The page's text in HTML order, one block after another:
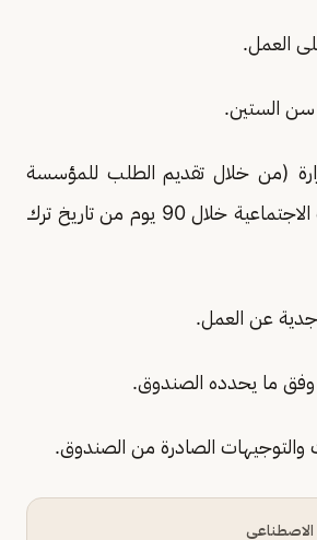
العمل.
سن الستين.
(من خلال تقديم الطلب للمؤسسة
العامة للتأمينات الاجتماعية خلال 90 يوم من تاريخ ترك
عن العمل.
وفق ما يحدده الصندوق.
والتوجيهات الصادرة من الصندوق.
الاصطناعي